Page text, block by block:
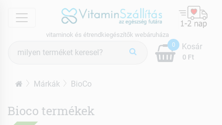
menu
vitaminok és étrendkiegészítők webáruháza
keresés
0
0 Ft
Kosár
Márkák BioCo
Bioco termékek